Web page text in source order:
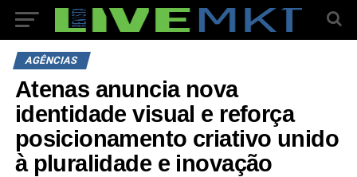
AGÊNCIAS
Atenas anuncia nova
identidade visual e reforça
posicionamento criativo unido
à pluralidade e inovação